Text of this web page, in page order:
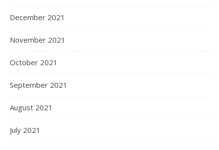
December 2021
November 2021
October 2021
September 2021
August 2021
July 2021